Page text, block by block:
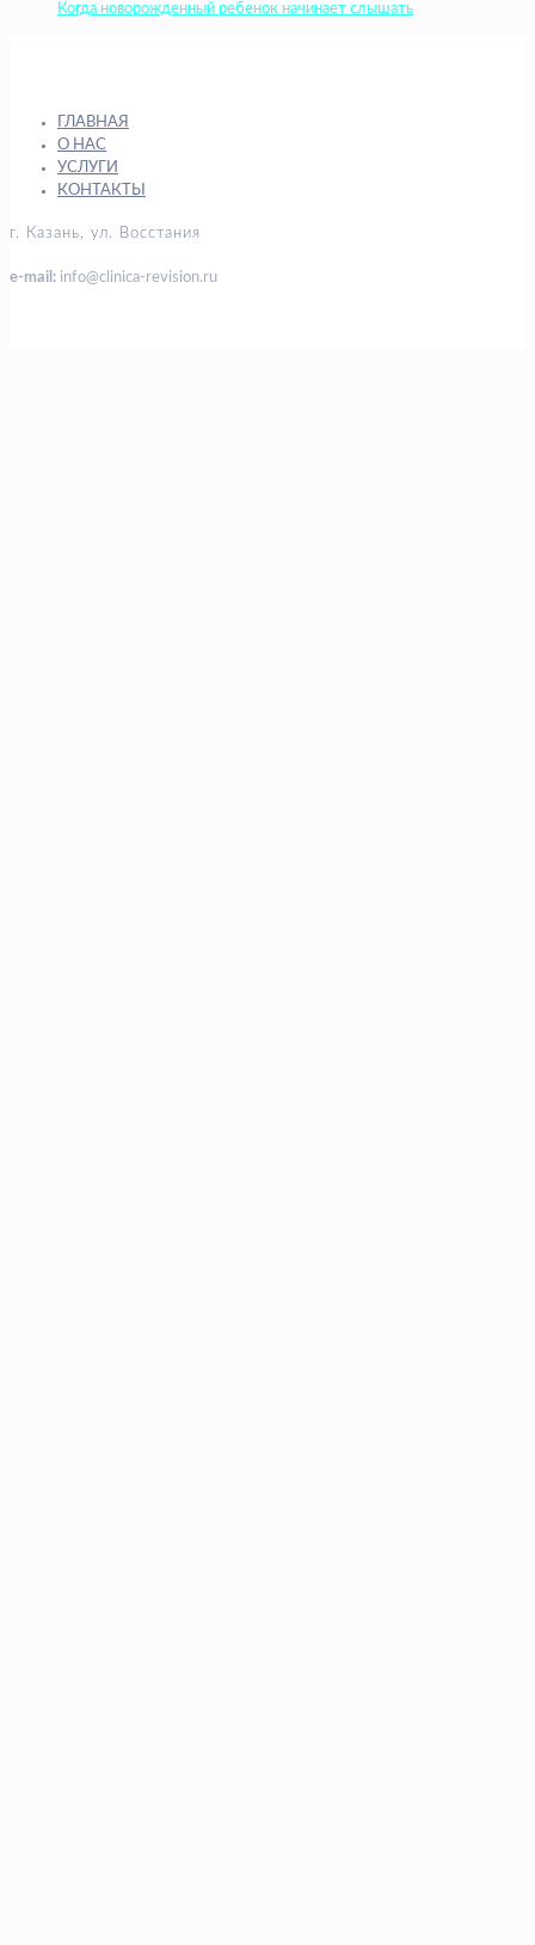
Когда новорожденный ребенок начинает слышать
ГЛАВНАЯ
О НАС
УСЛУГИ
КОНТАКТЫ
г. Казань, ул. Восстания
e-mail: info@clinica-revision.ru